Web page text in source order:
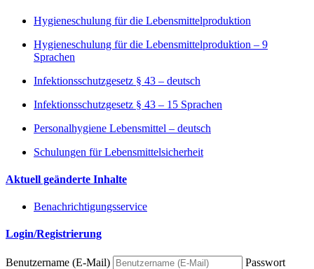
Hygieneschulung für die Lebensmittelproduktion
Hygieneschulung für die Lebensmittelproduktion – 9
Sprachen
Infektionsschutzgesetz § 43 – deutsch
Infektionsschutzgesetz § 43 – 15 Sprachen
Personalhygiene Lebensmittel – deutsch
Schulungen für Lebensmittelsicherheit
Aktuell geänderte Inhalte
Benachrichtigungsservice
Login/Registrierung
Benutzername (E-Mail) Passwort